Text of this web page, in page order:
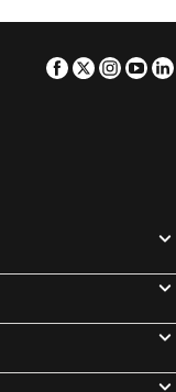
Stortorget
Malmö
Facebook
Twitter